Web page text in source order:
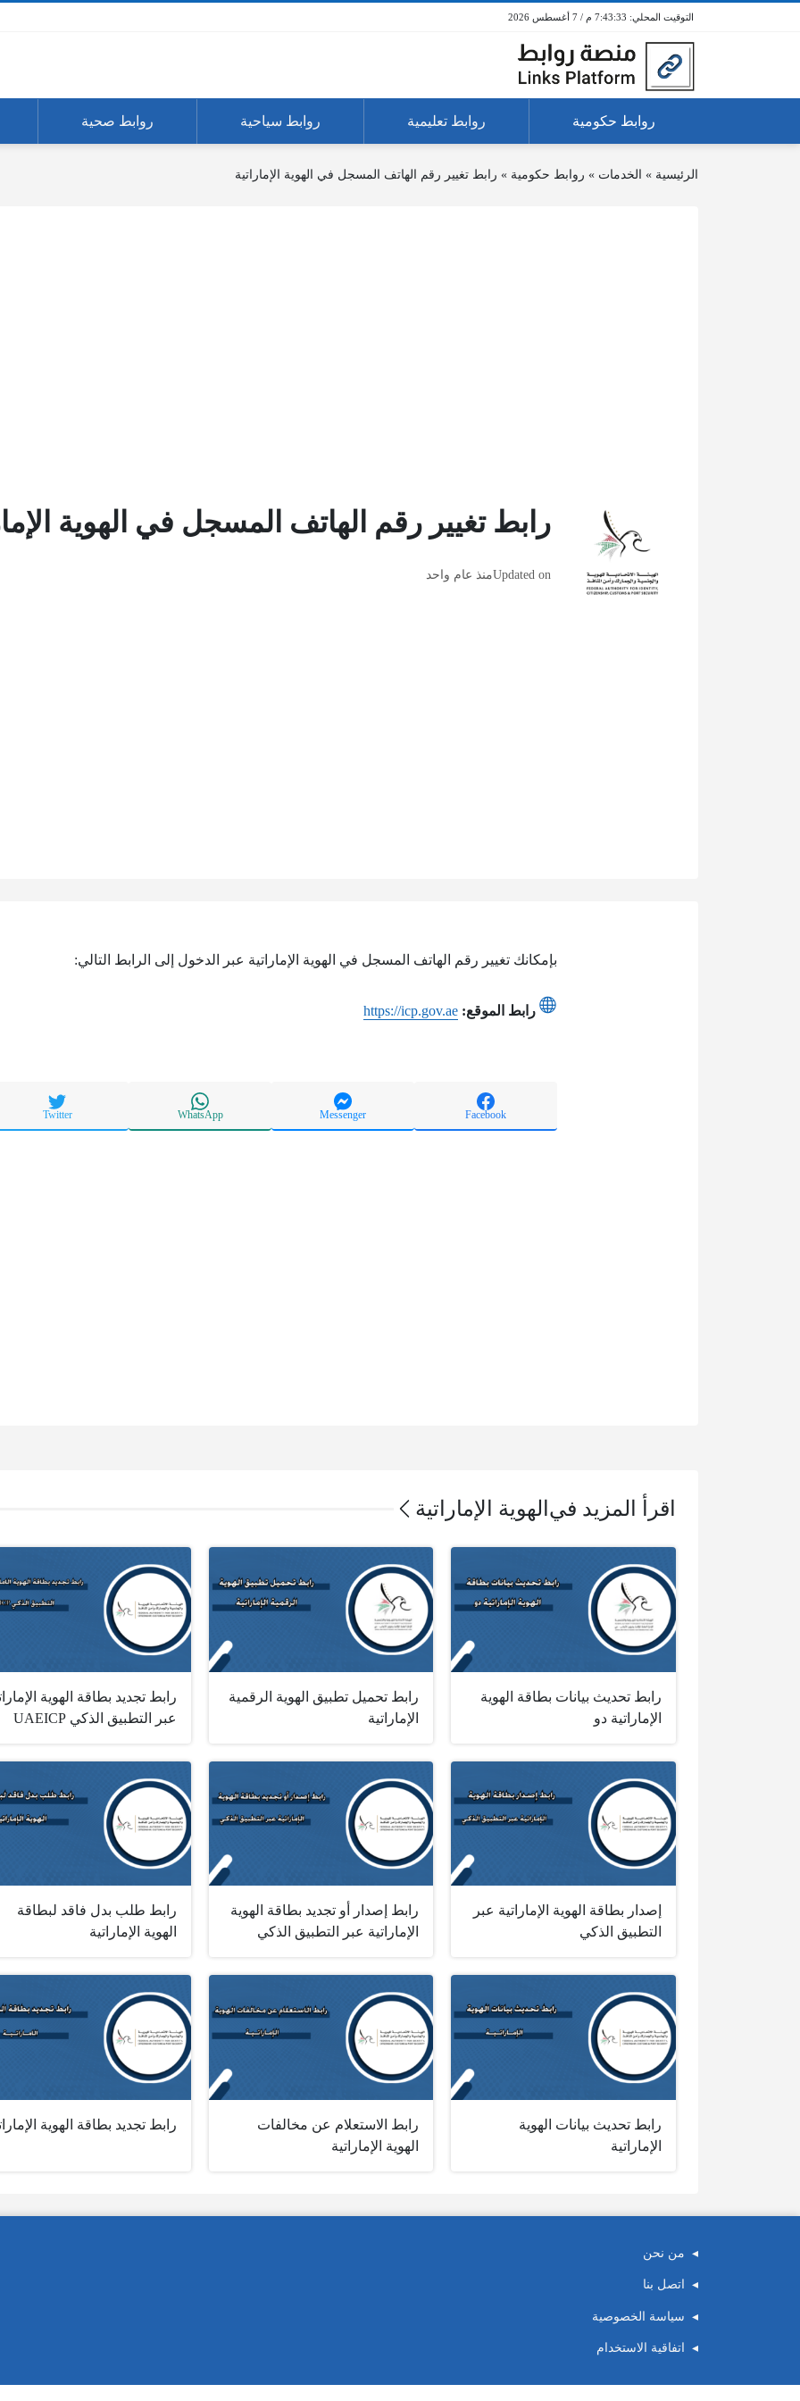
7:43:33 م / 7 أغسطس 2026
روابط حكومية روابط تعليمية روابط سياحية روابط صحية
الرئيسية » الخدمات » روابط حكومية » رابط تغيير رقم الهاتف المسجل في الهوية الإماراتية
رابط تغيير رقم الهاتف المسجل في الهوية
Updated onمنذ عام واحد
بإمكانك تغيير رقم الهاتف المسجل في الهوية الإماراتية عبر الدخول إلى الرابط التالي:
رابط الموقع: https://icp.gov.ae
Facebook
Messenger
WhatsApp
Twitter
اقرأ المزيد في الهوية الإماراتية
رابط تحديث بيانات بطاقة الهوية
الإماراتية دو
رابط تحميل تطبيق الهوية الرقمية
الإماراتية
رابط تجديد بطاقة الهوية
عبر التطبيق الذكي UAEICP
إصدار بطاقة الهوية الإماراتية عبر
التطبيق الذكي
رابط إصدار أو تجديد بطاقة الهوية
الإماراتية عبر التطبيق الذكي
رابط طلب بدل فاقد لبطاقة
الهوية الإماراتية
رابط تحديث بيانات الهوية
الإماراتية
رابط الاستعلام عن مخالفات
الهوية الإماراتية
رابط تجديد بطاقة الهوية
من نحن
اتصل بنا
سياسة الخصوصية
اتفاقية الاستخدام